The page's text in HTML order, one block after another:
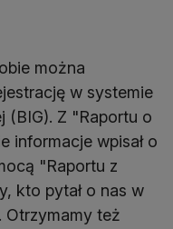
można
w systemie
(BIG). Z "Raportu o
informacje wpisał o
"Raportu z
kto pytał o nas w
Otrzymamy też